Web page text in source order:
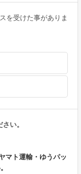
を受けた事がありま
い。
ヤマト運輸・ゆうパッ